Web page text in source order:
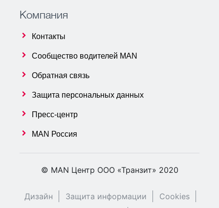
Компания
Контакты
Сообщество водителей MAN
Обратная связь
Защита персональных данных
Пресс-центр
MAN Россия
© MAN Центр ООО «Транзит» 2020
Дизайн Защита информации Cookies